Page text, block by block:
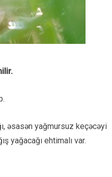
əsasən yağmursuz keçəcəyi
yağacağı ehtimalı var.